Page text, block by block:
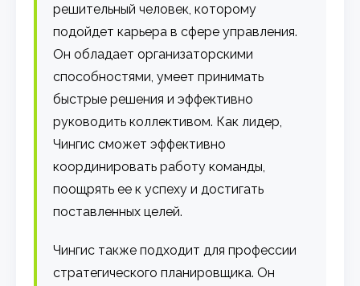
решительный человек, которому
подойдет карьера в сфере управления.
Он обладает организаторскими
способностями, умеет принимать
быстрые решения и эффективно
руководить коллективом. Как лидер,
Чингис сможет эффективно
координировать работу команды,
поощрять ее к успеху и достигать
поставленных целей.
Чингис также подходит для профессии
стратегического планировщика. Он